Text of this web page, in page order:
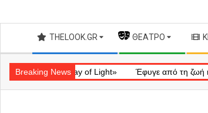
Secondary
Navigation
Menu
THELOOK.GR — ΘΈΑΤΡΟ
Breaking News
«Ray of Light» Έφυγε από τη ζωή η